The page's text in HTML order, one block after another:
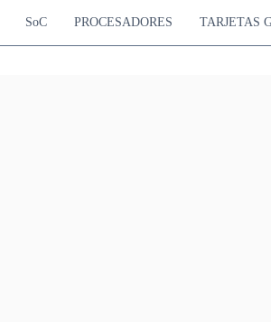
SoC PROCESADORES TARJETAS